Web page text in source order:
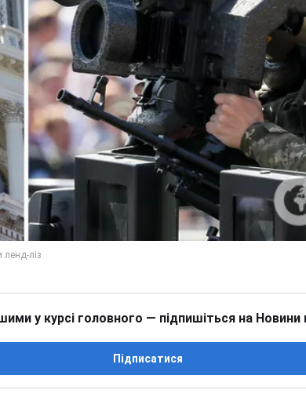
у курсі головного — підпишіться на Новини
Підписатися